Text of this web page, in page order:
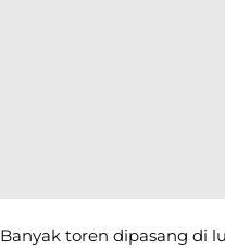
Banyak toren dipasang di